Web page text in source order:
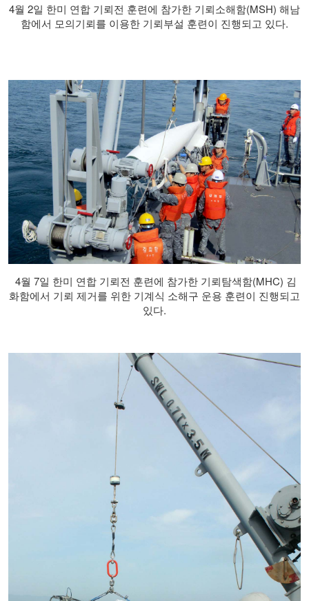
4월 2일 한미 연합 기뢰전 훈련에 참가한 기뢰소해함(MSH) 해남
함에서 모의기뢰를 이용한 기뢰부설 훈련이 진행되고 있다.
4월 7일 한미 연합 기뢰전 훈련에 참가한 기뢰탐색함(MHC) 김
화함에서 기뢰 제거를 위한 기계식 소해구 운용 훈련이 진행되고
있다.